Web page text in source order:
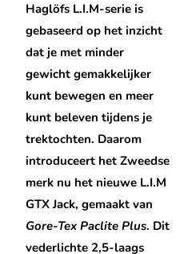
Haglöfs L.I.M-serie is
gebaseerd op het inzicht
dat je met minder
gewicht gemakkelijker
kunt bewegen en meer
kunt beleven tijdens je
trektochten. Daarom
introduceert het Zweedse
merk nu het nieuwe L.I.M
GTX Jack, gemaakt van
Gore-Tex Paclite Plus. Dit
vederlichte 2,5-laags